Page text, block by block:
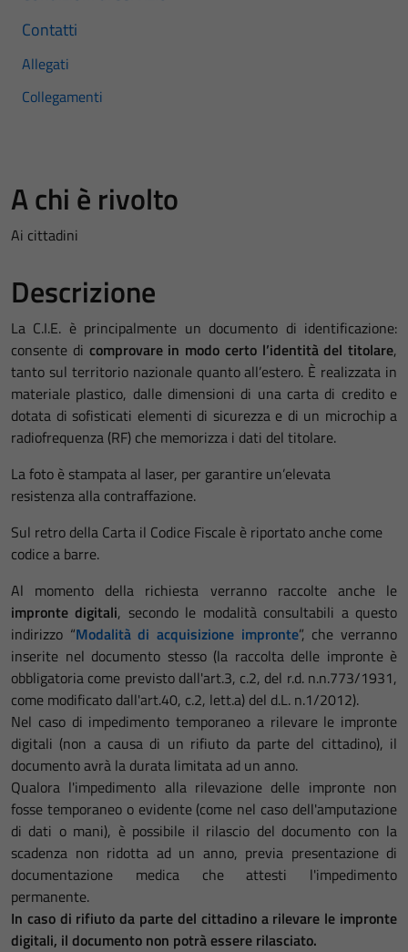
Contatti
Allegati
Collegamenti
A chi è rivolto
Ai cittadini
Descrizione
La C.I.E. è principalmente un documento di identificazione:
consente di comprovare in modo certo l’identità del titolare,
tanto sul territorio nazionale quanto all’estero. È realizzata in
materiale plastico, dalle dimensioni di una carta di credito e
dotata di sofisticati elementi di sicurezza e di un microchip a
radiofrequenza (RF) che memorizza i dati del titolare.
La foto è stampata al laser, per garantire un’elevata
resistenza alla contraffazione.
Sul retro della Carta il Codice Fiscale è riportato anche come
codice a barre.
Al momento della richiesta verranno raccolte anche le
impronte digitali, secondo le modalità consultabili a questo
indirizzo “Modalità di acquisizione impronte”, che verranno
inserite nel documento stesso (la raccolta delle impronte è
obbligatoria come previsto dall'art.3, c.2, del r.d. n.n.773/1931,
come modificato dall'art.40, c.2, lett.a) del d.L. n.1/2012).
Nel caso di impedimento temporaneo a rilevare le impronte
digitali (non a causa di un rifiuto da parte del cittadino), il
documento avrà la durata limitata ad un anno.
Qualora l'impedimento alla rilevazione delle impronte non
fosse temporaneo o evidente (come nel caso dell'amputazione
di dati o mani), è possibile il rilascio del documento con la
scadenza non ridotta ad un anno, previa presentazione di
documentazione medica che attesti l'impedimento
permanente.
In caso di rifiuto da parte del cittadino a rilevare le impronte
digitali, il documento non potrà essere rilasciato.